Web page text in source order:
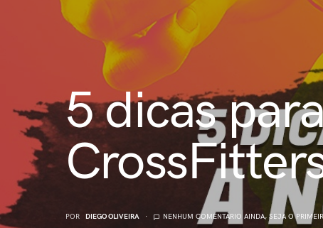
5 dicas
POR DIEGO OLIVEIRA NENHUM COMENTÁRIO AINDA, SEJA O